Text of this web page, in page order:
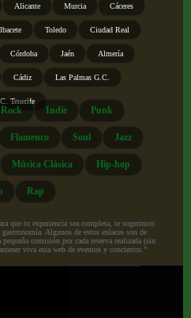
Alicante Murcia Cáceres
Toledo Ciudad Real
Córdoba Jaén Almería
Cádiz Las Palmas G.C.
Tenerife
Rock Indie Punk
Flamenco Soul Jazz
Música Clásica Hip-hop
Rap
que tu experiencia sea completa, te sugerimos
Algunos de estos enlaces son de
comisión por cada reserva realizada (sin
viva esta web de eventos y conciertos.”